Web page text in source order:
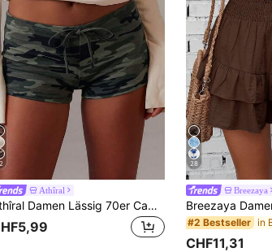
Athîral
Athîral Damen Lässig 70er Camouflage Strick Elastisch Bedruckte Shorts, Sommer Strand Urlaub Feiertag Badeanzug Mini Shorts, Lässig Slim Fit Umschlag Y2K Shorts
28
Breezaya
#2 Bestseller
CHF11,31